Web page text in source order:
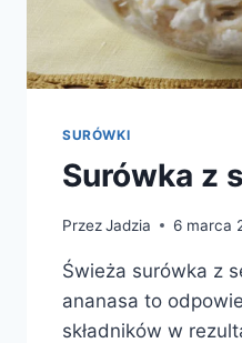
SURÓWKI
Surówka z
PrzezJadzia 6 marca
Świeża surówka z
ananasa to
składników w